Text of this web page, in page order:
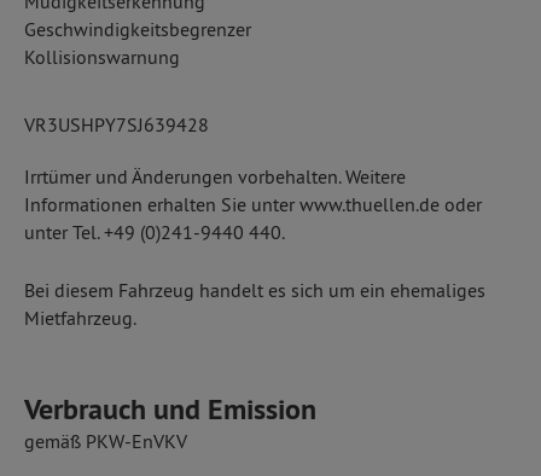
Geschwindigkeitsbegrenzer
Kollisionswarnung
VR3USHPY7SJ639428
Irrtümer und Änderungen vorbehalten. Weitere
Informationen erhalten Sie unter www.thuellen.de oder
unter Tel. +49 (0)241-9440 440.
Bei diesem Fahrzeug handelt es sich um ein ehemaliges
Mietfahrzeug.
Verbrauch und Emission
gemäß PKW-EnVKV